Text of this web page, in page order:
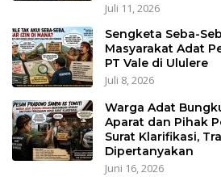
Juli 11, 2026
Sengketa Seba-
Masyarakat Adat
PT Vale di Ululere
Juli 8, 2026
Warga Adat
Aparat dan Pihak
Surat Klarifikasi,
Dipertanyakan
Juni 16, 2026